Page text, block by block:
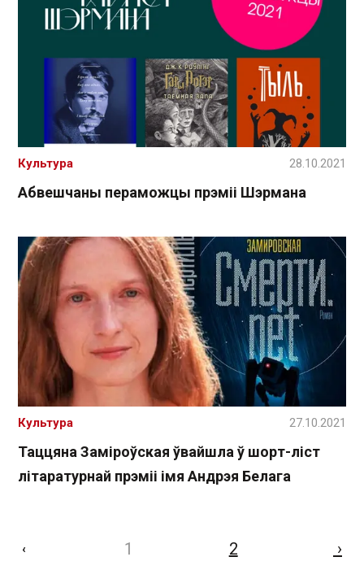
Абвешчаны пераможцы прэміі Шэрмана
Культура 28.10.2021
Таццяна Заміроўская ўвайшла ў шорт-ліст
літаратурнай прэміі імя Андрэя Белага
Культура 27.10.2021
‹ 1 2 ›